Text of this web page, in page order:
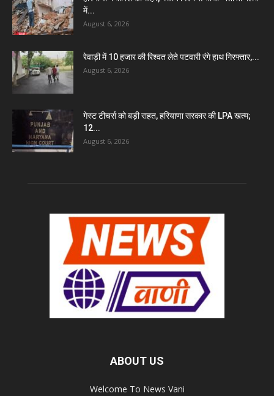
में...
August 6, 2026
रेवाड़ी में 10 हजार की रिश्वत लेते पटवारी रंगे हाथ गिरफ्तार,...
August 6, 2026
गेस्ट टीचर्स को बड़ी राहत, हरियाणा सरकार की LPA खत्म;
12...
August 6, 2026
ABOUT US
Welcome To News Vani